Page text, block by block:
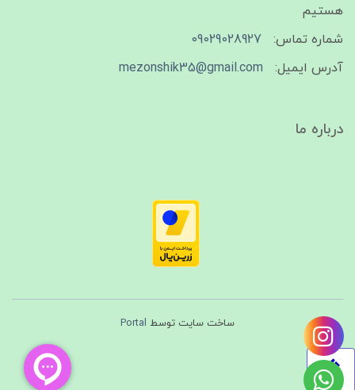
هستیم
شماره تماس:
09029028927
آدرس ایمیل:
mezonshik35@gmail.com
درباره ما
ساخت سایت توسط Portal